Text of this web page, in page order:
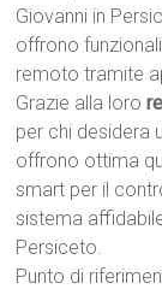
Giovanni in
offrono
remoto tramite
Grazie alla loro
per chi desidera
offrono ottima
smart per il
sistema
Persiceto.
Punto di